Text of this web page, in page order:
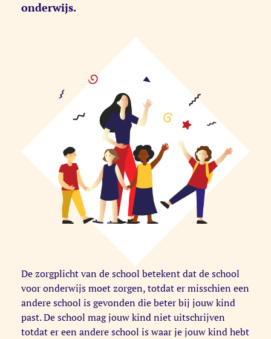
onderwijs.
De zorgplicht van de school betekent dat de school
voor onderwijs moet zorgen, totdat er misschien een
andere school is gevonden die beter bij jouw kind
past. De school mag jouw kind niet uitschrijven
totdat er een andere school is waar je jouw kind hebt